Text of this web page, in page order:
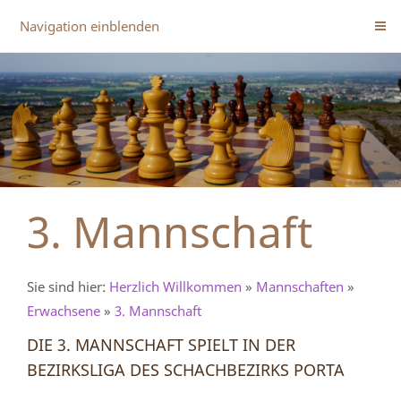
Navigation einblenden
3. Mannschaft
Sie sind hier: Herzlich Willkommen » Mannschaften »
Erwachsene » 3. Mannschaft
DIE 3. MANNSCHAFT SPIELT IN DER
BEZIRKSLIGA DES SCHACHBEZIRKS PORTA